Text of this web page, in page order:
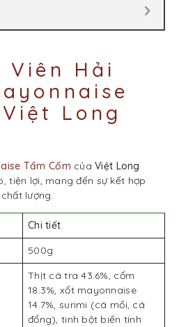
Viên Hải
Long
Tẩm Cốm củaViệt Long
tiện lợi, mang đến sự kết hợp
lượng.
Chi tiết
500g
Thịt cá tra 43.6%, cốm
18.3%, xốt mayonnaise
14.7%, surimi (cá mối, cá
đổng), tinh bột biến tính